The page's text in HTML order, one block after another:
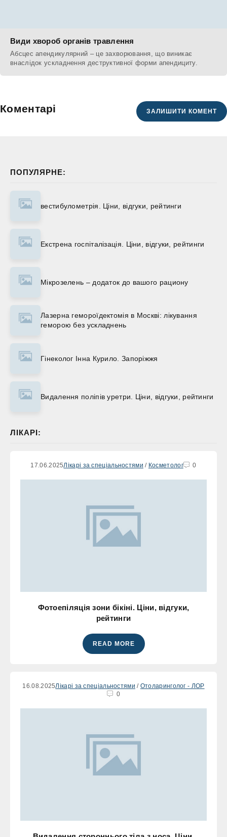
ПОПУЛЯРНЕ:
вестибулометрія. Ціни, відгуки, рейтинги
Екстрена госпіталізація. Ціни, відгуки, рейтинги
Мікрозелень – додаток до вашого рациону
Лазерна гемороїдектомія в Москві: лікування
геморою без ускладнень
Гінеколог Інна Курило. Запоріжжя
Видалення поліпів уретри. Ціни, відгуки, рейтинги
ЛІКАРІ:
17.06.2025Лікарі за спеціальностями / Косметолог 0
Фотоепіляція зони бікіні. Ціни, відгуки,
рейтинги
READ MORE
16.08.2025Лікарі за спеціальностями / Отоларинголог - ЛОР
0
Види хвороб органів травлення
Абсцес апендикулярний – це захворювання, що виникає
внаслідок ускладнення деструктивної форми апендициту.
Коментарі ЗАЛИШИТИ КОМЕНТ